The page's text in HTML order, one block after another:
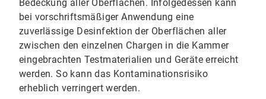
Bedeckung aller Oberflächen. Infolgedessen kann
bei vorschriftsmäßiger Anwendung eine
zuverlässige Desinfektion der Oberflächen aller
zwischen den einzelnen Chargen in die Kammer
eingebrachten Testmaterialien und Geräte erreicht
werden. So kann das Kontaminationsrisiko
erheblich verringert werden.